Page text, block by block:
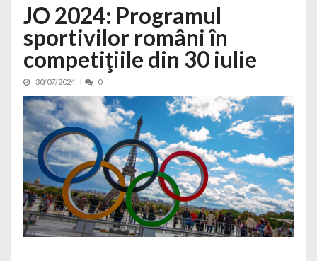
JO 2024: Programul
sportivilor români în
competiţiile din 30 iulie
30/07/2024 0